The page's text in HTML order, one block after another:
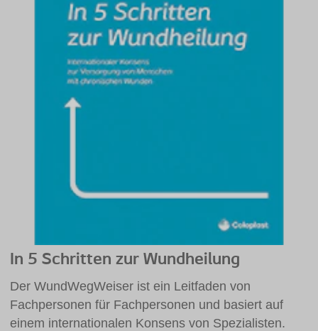
In 5 Schritten zur Wundheilung
Der WundWegWeiser ist ein Leitfaden von
Fachpersonen für Fachpersonen und basiert auf
einem internationalen Konsens von Spezialisten.